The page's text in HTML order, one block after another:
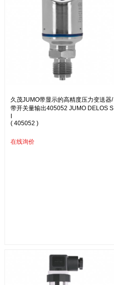
久茂JUMO带显示的高精度压力变送器/
带开关量输出405052 JUMO DELOS S
( 405052 )
在线询价